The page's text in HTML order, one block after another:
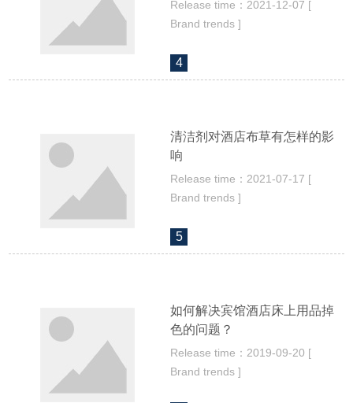
Release time：2021-12-07 [
Brand trends ]
4
清洁剂对酒店布草有怎样的影
响
Release time：2021-07-17 [
Brand trends ]
5
如何解决宾馆酒店床上用品掉
色的问题？
Release time：2019-09-20 [
Brand trends ]